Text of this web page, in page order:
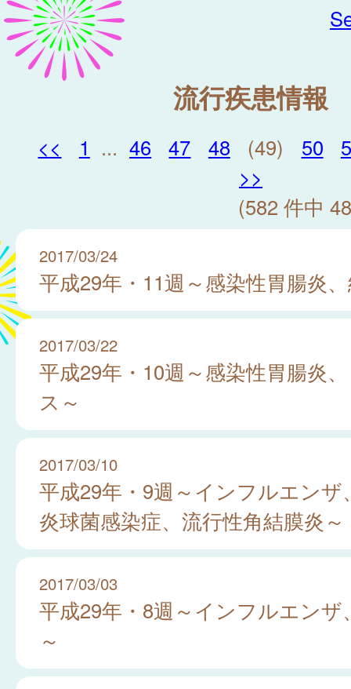
流行疾患情報
<< 1 ... 46 47 48 (49) 50
>>
(582 件中
2017/03/24
平成29年・11週～感染性胃腸炎
2017/03/22
平成29年・10週～感染性胃腸炎
ス～
2017/03/10
平成29年・9週～インフルエンザ
炎球菌感染症、流行性角結膜炎～
2017/03/03
平成29年・8週～インフルエンザ
～